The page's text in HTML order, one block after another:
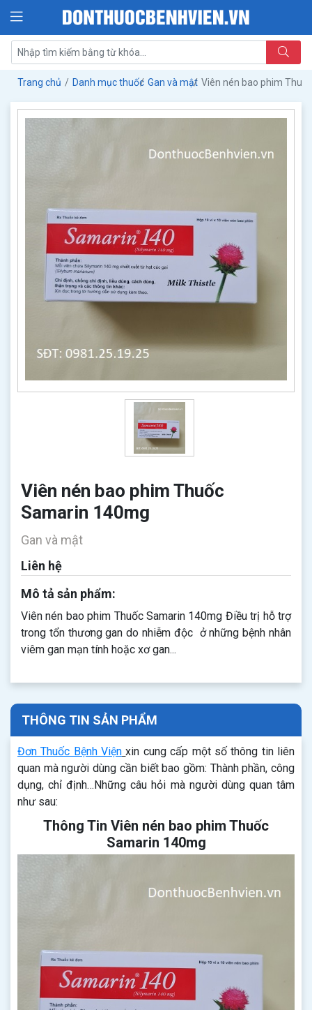
Trang chủ Danh mục thuốc Gan và mật Viên nén bao phim
Viên nén bao phim Thuốc
Samarin 140mg
Gan và mật
Liên hệ
Mô tả sản phẩm:
Viên nén bao phim Thuốc Samarin 140mg Điều trị hỗ trợ
trong tổn thương gan do nhiễm độc ở những bệnh nhân
viêm gan mạn tính hoặc xơ gan...
THÔNG TIN SẢN PHẨM
Đơn Thuốc Bệnh Viện xin cung cấp một số thông tin liên
quan mà người dùng cần biết bao gồm: Thành phần, công
dụng, chỉ định…Những câu hỏi mà người dùng quan tâm
như sau:
Thông Tin Viên nén bao phim Thuốc
Samarin 140mg